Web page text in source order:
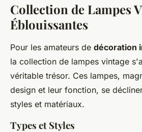
Collection de Lampes
Éblouissantes
Pour les amateurs de décoration
la collection de lampes vintage
véritable trésor. Ces lampes,
design et leur fonction, se
styles et matériaux.
Types et Styles